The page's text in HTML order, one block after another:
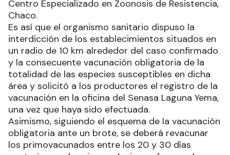
Centro Especializado en Zoonosis de Resistencia,
Chaco.
Es así que el organismo sanitario dispuso la
interdicción de los establecimientos situados en
un radio de 10 km alrededor del caso confirmado
y la consecuente vacunación obligatoria de la
totalidad de las especies susceptibles en dicha
área y solicitó a los productores el registro de la
vacunación en la oficina del Senasa Laguna Yema,
una vez que haya sido efectuada.
Asimismo, siguiendo el esquema de la vacunación
obligatoria ante un brote, se deberá revacunar
los primovacunados entre los 20 y 30 días